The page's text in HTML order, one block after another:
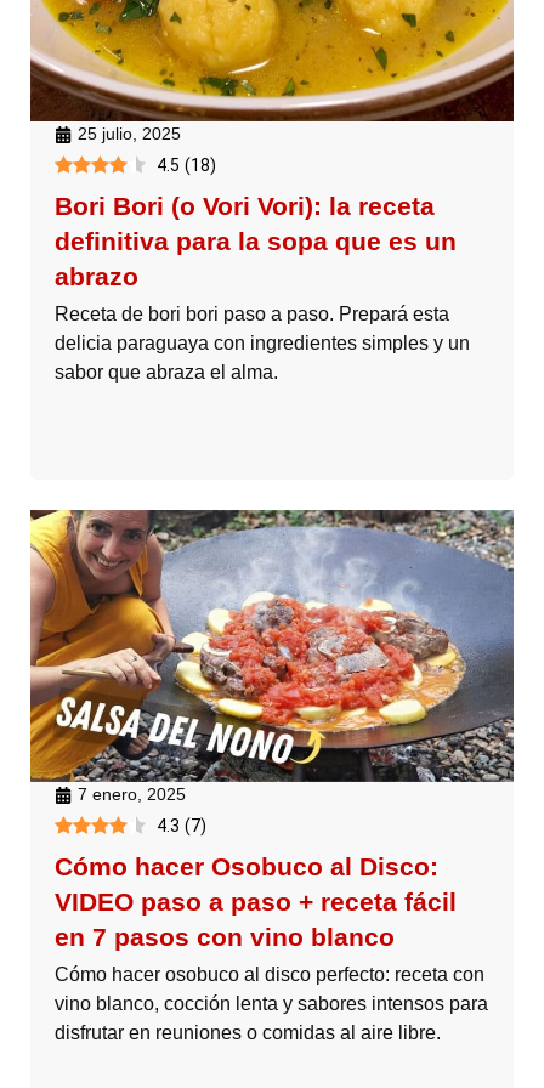
25 julio, 2025
4.5 (18)
Bori Bori (o Vori Vori): la receta
definitiva para la sopa que es un
abrazo
Receta de bori bori paso a paso. Prepará esta
delicia paraguaya con ingredientes simples y un
sabor que abraza el alma.
7 enero, 2025
4.3 (7)
Cómo hacer Osobuco al Disco:
VIDEO paso a paso + receta fácil
en 7 pasos con vino blanco
Cómo hacer osobuco al disco perfecto: receta con
vino blanco, cocción lenta y sabores intensos para
disfrutar en reuniones o comidas al aire libre.